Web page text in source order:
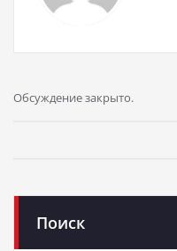
Обсуждение закрыто.
Поиск